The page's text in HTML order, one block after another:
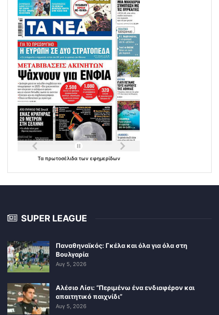
Τα πρωτοσέλιδα των εφημερίδων
SUPER LEAGUE
Παναθηναϊκός: Γκέλα και όλα για όλα στη
Βουλγαρία
Αυγ 5, 2026
Αλέσιο Λίσι: “Περιμένω ένα ενδιαφέρον και
απαιτητικό παιχνίδι”
Αυγ 5, 2026